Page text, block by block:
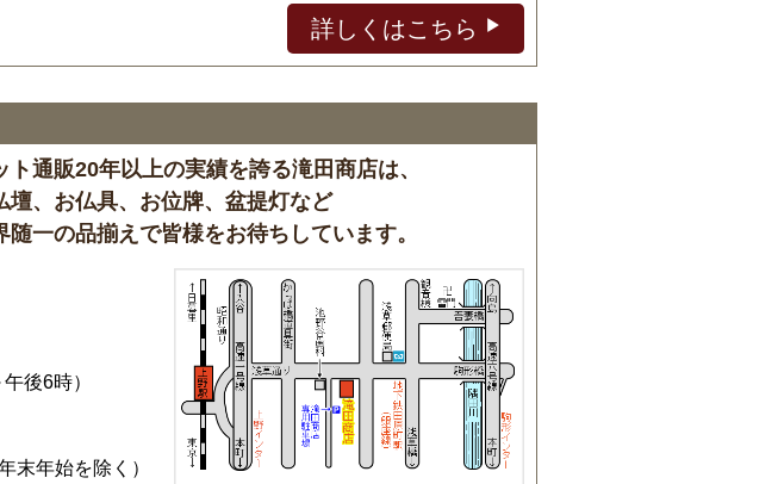
詳しくはこちら
ト通販20年以上の実績を誇る滝田商店は、
壇、お仏具、お位牌、盆提灯など
随一の品揃えで皆様をお待ちしています。
後6時）
末年始を除く）